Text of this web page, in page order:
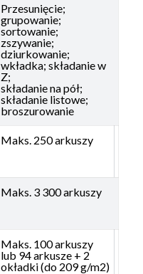
Przesunięcie;
grupowanie;
sortowanie;
zszywanie;
dziurkowanie;
wkładka; składanie w
Z;
składanie na pół;
składanie listowe;
broszurowanie
Maks. 250 arkuszy
Maks. 3 300 arkuszy
Maks. 100 arkuszy
lub 94 arkusze + 2
okładki (do 209 g/m2)